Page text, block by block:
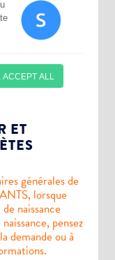
ET
générales de
lorsque
naissance
pensez
demande ou à
: